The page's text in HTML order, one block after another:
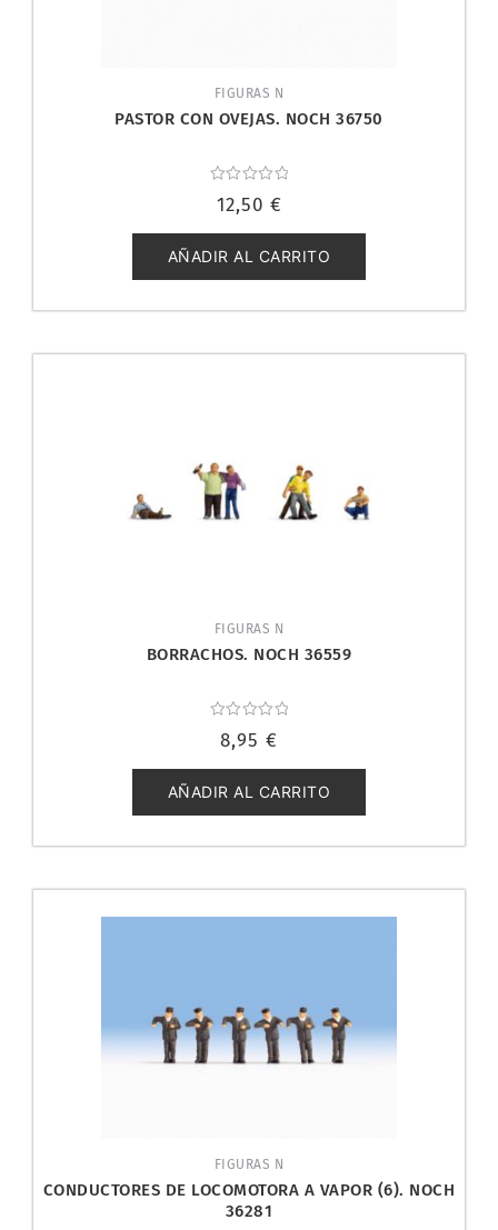
FIGURAS N
PASTOR CON OVEJAS. NOCH 36750
con
de
5
12,50 €
AÑADIR AL CARRITO
FIGURAS N
BORRACHOS. NOCH 36559
con
de
5
8,95 €
AÑADIR AL CARRITO
FIGURAS N
CONDUCTORES DE LOCOMOTORA A VAPOR (6). NOCH
36281